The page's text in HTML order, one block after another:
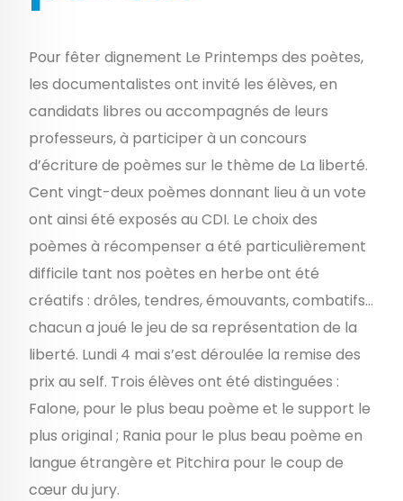
Pour fêter dignement Le Printemps des poètes,
les documentalistes ont invité les élèves, en
candidats libres ou accompagnés de leurs
professeurs, à participer à un concours
d’écriture de poèmes sur le thème de La liberté.
Cent vingt-deux poèmes donnant lieu à un vote
ont ainsi été exposés au CDI. Le choix des
poèmes à récompenser a été particulièrement
difficile tant nos poètes en herbe ont été
créatifs : drôles, tendres, émouvants, combatifs…
chacun a joué le jeu de sa représentation de la
liberté. Lundi 4 mai s’est déroulée la remise des
prix au self. Trois élèves ont été distinguées :
Falone, pour le plus beau poème et le support le
plus original ; Rania pour le plus beau poème en
langue étrangère et Pitchira pour le coup de
cœur du jury.